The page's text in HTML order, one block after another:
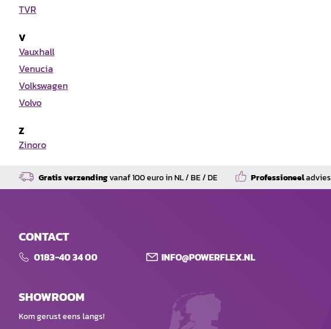
TVR
V
Vauxhall
Venucia
Volkswagen
Volvo
Z
Zinoro
Gratis verzendingvanaf 100 euro in NL / BE / DE Professioneeladvies
CONTACT
0183-40 34 00 INFO@POWERFLEX.NL
SHOWROOM
Kom gerust eens langs!